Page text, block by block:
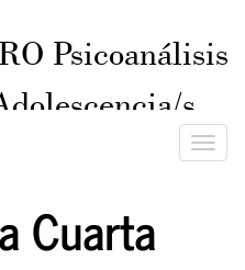
Psicoanálisis
s
Toggle
Cuarta